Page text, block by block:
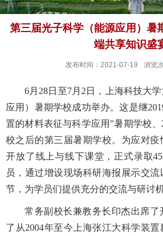
第三届光子科学（能源应用）暑
端共享知识盛
发布时间：2021-07-19 浏览
6月28日至7月2日，上海科技大
应用）暑期学校成功举办。这是继
置的材料表征与科学应用”暑期学校
校之后的第三届暑期学校。为应对疫
开放了线上与线下课堂，正式录取
员，通过增设现场科研海报展示交
节，为学员们提供充分的交流与研讨
常务副校长兼教务长印杰出席了
了从2004年至今上海张江大科学装